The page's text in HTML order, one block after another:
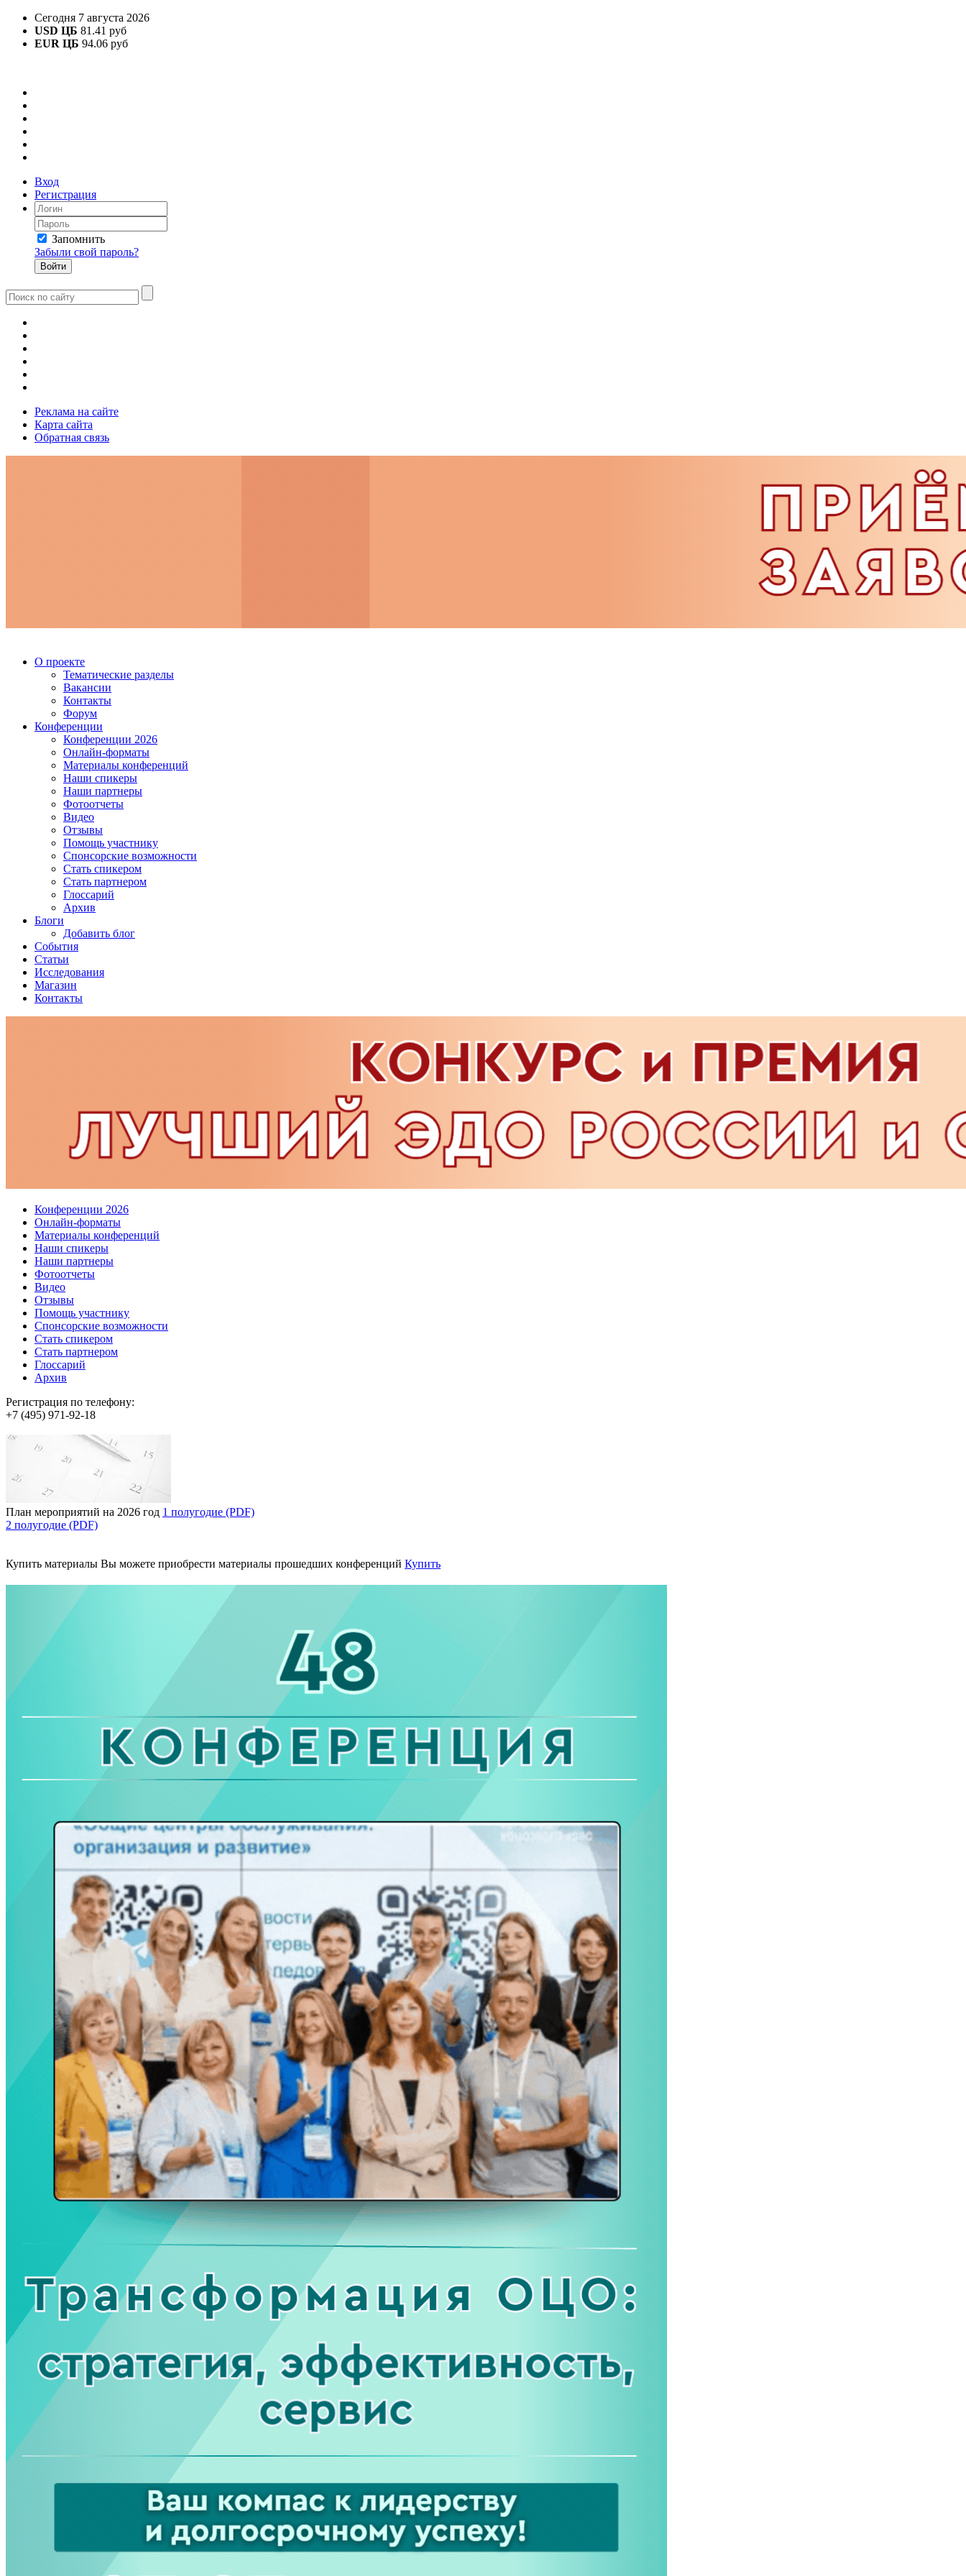
Сегодня 7 августа 2026
USD ЦБ 81.41 руб
EUR ЦБ 94.06 руб
Вход
Регистрация
Запомнить
Забыли свой пароль?
Реклама на сайте
Карта сайта
Обратная связь
О проекте
Тематические разделы
Вакансии
Контакты
Форум
Конференции
Конференции 2026
Онлайн-форматы
Материалы конференций
Наши спикеры
Наши партнеры
Фотоотчеты
Видео
Отзывы
Помощь участнику
Спонсорские возможности
Стать спикером
Стать партнером
Глоссарий
Архив
Блоги
Добавить блог
События
Статьи
Исследования
Магазин
Контакты
Конференции 2026
Онлайн-форматы
Материалы конференций
Наши спикеры
Наши партнеры
Фотоотчеты
Видео
Отзывы
Помощь участнику
Спонсорские возможности
Стать спикером
Стать партнером
Глоссарий
Архив
Регистрация по телефону:
+7 (495) 971-92-18
План мероприятий на 2026 год 1 полугодие (PDF)
2 полугодие (PDF)
Купить материалы Вы можете приобрести материалы прошедших конференций Купить